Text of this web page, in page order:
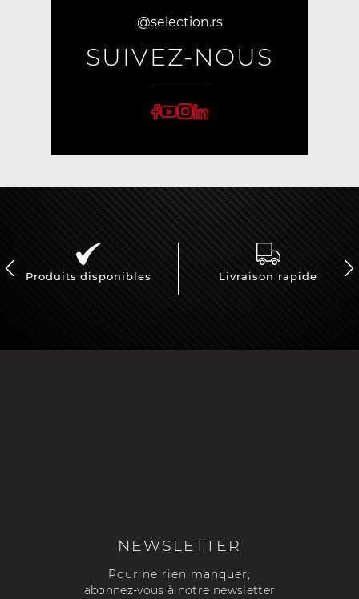
@selection.rs
SUIVEZ-NOUS
Produits disponibles Livraison rapide
NEWSLETTER
Pour ne rien manquer,
abonnez-vous à notre newsletter